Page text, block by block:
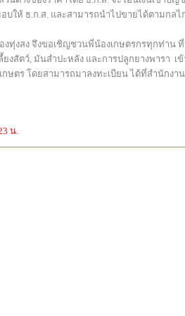
บให้ ธ.ก.ส. และสามารถนำไปขายได้ตามกลไ
องทุ่งสง จึงขอเชิญชวนพี่น้องเกษตรกรทุกท่าน
งสัตว์, มันสำปะหลัง และการปลูกยางพารา เข้
ษตร โดยสามารถมาลงทะเบียน ได้ที่สำนักงาน
น.